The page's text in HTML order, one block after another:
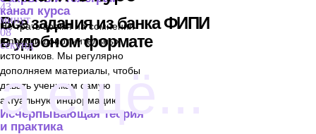
канал курса
Не трать время на сомнения
и поиски дополнительных
источников. Мы регулярно
дополняем материалы, чтобы
давать ученикам самую
актуальную информацию
Исчерпывающая теория
и практика
Все задания из банка ФИПИ
в удобном формате
а ещё...
43
минут
07
секунд